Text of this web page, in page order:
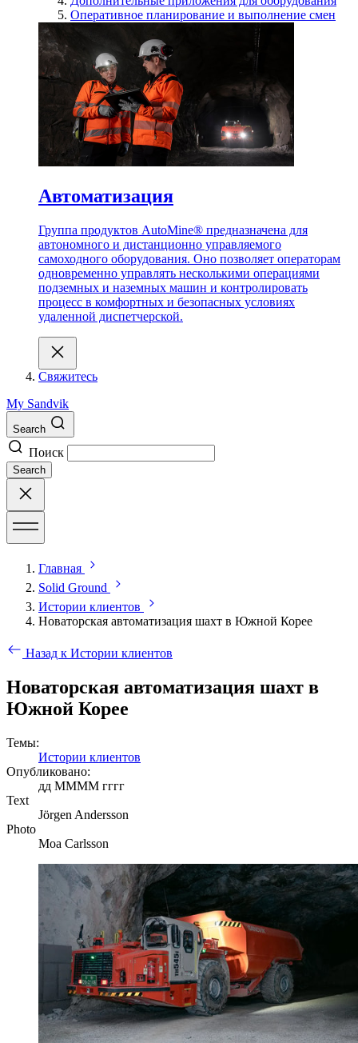
Оперативное планирование и выполнение смен
Автоматизация
Группа продуктов AutoMine® предназначена для
автономного и дистанционно управляемого
самоходного оборудования. Оно позволяет операторам
одновременно управлять несколькими операциями
подземных и наземных машин и контролировать
процесс в комфортных и безопасных условиях
удаленной диспетчерской.
Свяжитесь
My Sandvik
Search
Поиск
Search
Главная
Solid Ground
Истории клиентов
Новаторская автоматизация шахт в Южной Корее
Назад к Истории клиентов
Новаторская автоматизация шахт в
Южной Корее
Темы:
Истории клиентов
Опубликовано:
дд ММММ гггг
Text
Jörgen Andersson
Photo
Moa Carlsson